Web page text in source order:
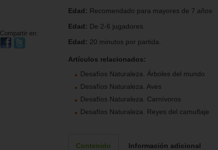
Compartir en:
Edad: Recomendado para mayores de 7 años
Edad: De 2-6 jugadores.
Edad: 20 minutos por partida.
Artículos relacionados:
Desafíos Naturaleza. Árboles del mundo
Desafíos Naturaleza. Aves
Desafíos Naturaleza. Carnívoros
Desafíos Naturaleza. Reyes del camuflaje
Contenido Información adicional